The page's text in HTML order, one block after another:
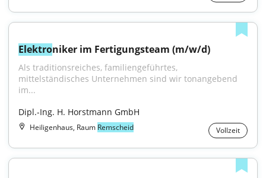
Elektroniker im Fertigungsteam (m/w/d)
Als traditionsreiches, familiengeführtes,
mittelständisches Unternehmen sind wir tonangebend
im...
Dipl.-Ing. H. Horstmann GmbH
Heiligenhaus, Raum Remscheid Vollzeit